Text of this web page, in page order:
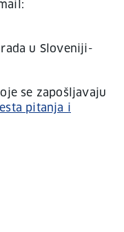
u Sloveniji-
se zapošljavaju
pitanja i